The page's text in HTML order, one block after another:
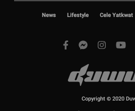
News Lifestyle Cele Yatkwat
Copyright © 2020